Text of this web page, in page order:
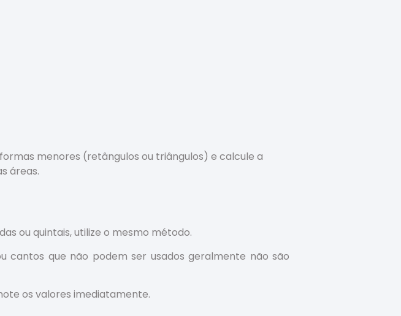
menores (retângulos ou triângulos) e calcule a
áreas.
ou quintais, utilize o mesmo método.
cantos que não podem ser usados geralmente não são
os valores imediatamente.